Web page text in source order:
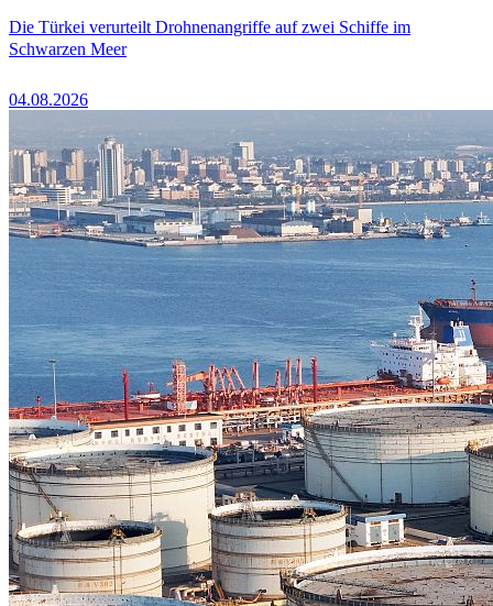
Die Türkei verurteilt Drohnenangriffe auf zwei Schiffe im
Schwarzen Meer
04.08.2026